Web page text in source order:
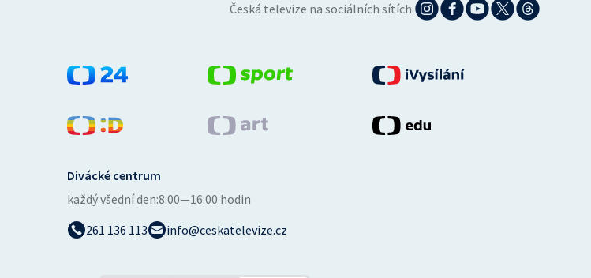
Česká televize na sociálních sítích:
Divácké centrum
každý všední den:8:00—16:00 hodin
261 136 113
info@ceskatelevize.cz